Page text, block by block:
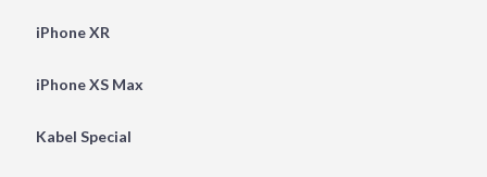
iPhone XR
iPhone XS Max
Kabel Special